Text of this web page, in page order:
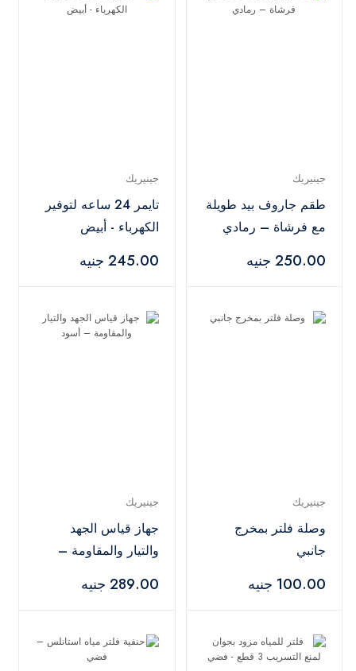
جينيريك
طقم جاروف بيد طويلة
مع فرشاة – رمادي
250.00 جنيه
جينيريك
تايمر 24 ساعه لتوفير
الكهرباء - أبيض
245.00 جنيه
جينيريك
وصلة فلتر بمخرج
جانبي
100.00 جنيه
جينيريك
جهاز قياس الجهد
والتيار والمقاومة –
289.00 جنيه